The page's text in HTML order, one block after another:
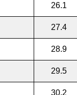
26.1
27.4
28.9
29.5
30.2